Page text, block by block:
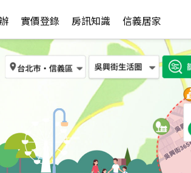
實價登錄 房訊知識 信義居家